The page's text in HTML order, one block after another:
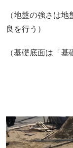
（地盤の強さは
良を行う）
（基礎底面は「基